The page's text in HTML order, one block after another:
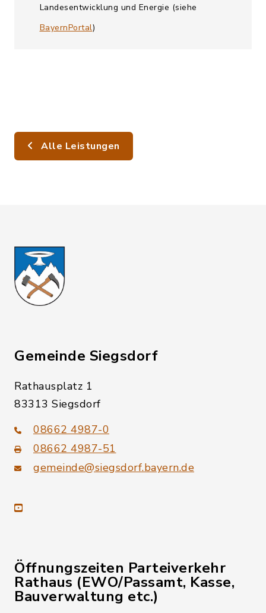
Landesentwicklung und Energie (siehe
BayernPortal)
Alle Leistungen
Gemeinde Siegsdorf
Rathausplatz 1
83313 Siegsdorf
08662 4987-0
08662 4987-51
gemeinde@siegsdorf.bayern.de
youtube
Öffnungszeiten Parteiverkehr
Rathaus (EWO/Passamt, Kasse,
Bauverwaltung etc.)